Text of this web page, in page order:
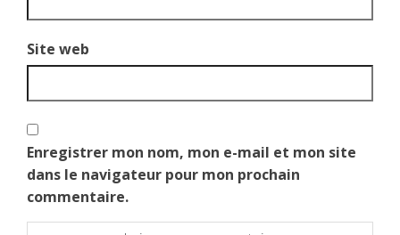
Site web
Enregistrer mon nom, mon e-mail et mon site
dans le navigateur pour mon prochain
commentaire.